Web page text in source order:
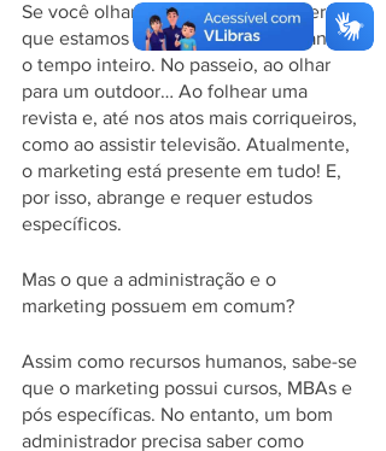
Se você olhar ao redor, vai perceber
que estamos cercados por propagandas
o tempo inteiro. No passeio, ao olhar
para um outdoor… Ao folhear uma
revista e, até nos atos mais corriqueiros,
como ao assistir televisão. Atualmente,
o marketing está presente em tudo! E,
por isso, abrange e requer estudos
específicos.
Mas o que a administração e o
marketing possuem em comum?
Assim como recursos humanos, sabe-se
que o marketing possui cursos, MBAs e
pós específicas. No entanto, um bom
administrador precisa saber como